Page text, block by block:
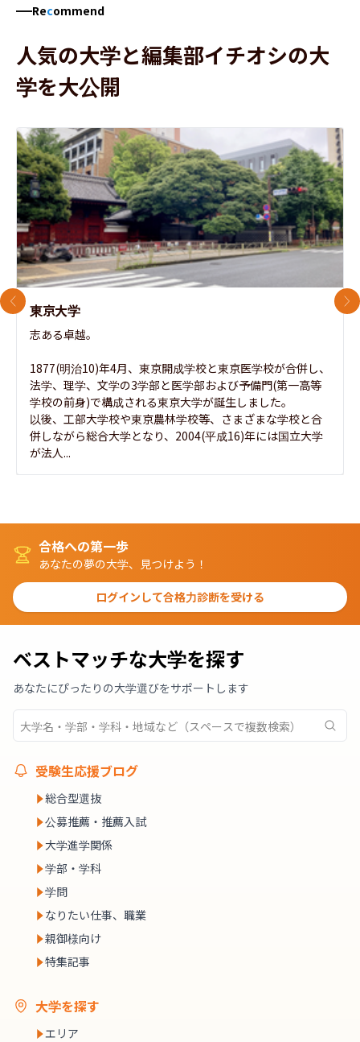
Recommend
人気の大学と編集部イチオシの大
学を大公開
東京大学
志ある卓越。
1877(明治10)年4月、東京開成学校と東京医学校が合併し、
法学、理学、文学の3学部と医学部および予備門(第一高等
学校の前身)で構成される東京大学が誕生しました。
以後、工部大学校や東京農林学校等、さまざまな学校と合
併しながら総合大学となり、2004(平成16)年には国立大学
が法人...
前のスライド 次
合格への第一歩
あなたの夢の大学、見つけよう！
ログインして合格力診断を受ける
ベストマッチな大学を探す
あなたにぴったりの大学選びをサポートします
受験生応援ブログ
総合型選抜
公募推薦・推薦入試
大学進学関係
学部・学科
学問
なりたい仕事、職業
親御様向け
特集記事
大学を探す
エリア